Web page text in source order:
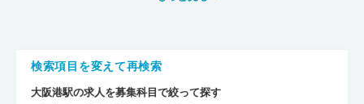
検索項目を変えて再検索
大阪港駅の求人を募集科目で絞って探す